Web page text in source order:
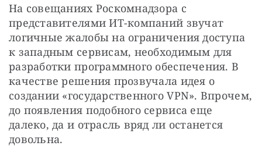
На совещаниях Роскомнадзора с
представителями ИТ-компаний звучат
логичные жалобы на ограничения доступа
к западным сервисам, необходимым для
разработки программного обеспечения. В
качестве решения прозвучала идея о
создании «государственного VPN». Впрочем,
до появления подобного сервиса еще
далеко, да и отрасль вряд ли останется
довольна.